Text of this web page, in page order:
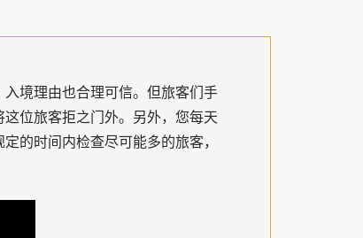
境理由也合理可信。但旅客们手
位旅客拒之门外。另外，您每天
的时间内检查尽可能多的旅客，